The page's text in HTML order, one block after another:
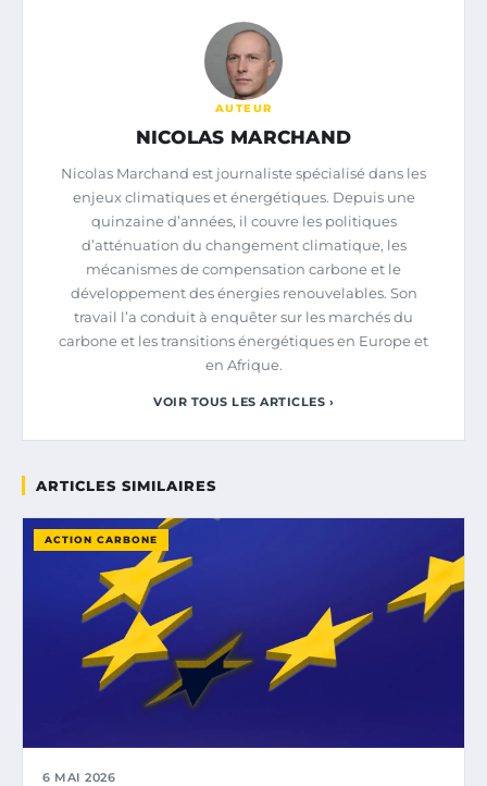
AUTEUR
NICOLAS MARCHAND
Nicolas Marchand est journaliste spécialisé dans les
enjeux climatiques et énergétiques. Depuis une
quinzaine d’années, il couvre les politiques
d’atténuation du changement climatique, les
mécanismes de compensation carbone et le
développement des énergies renouvelables. Son
travail l’a conduit à enquêter sur les marchés du
carbone et les transitions énergétiques en Europe et
en Afrique.
VOIR TOUS LES ARTICLES ›
ARTICLES SIMILAIRES
ACTION CARBONE
6 MAI 2026